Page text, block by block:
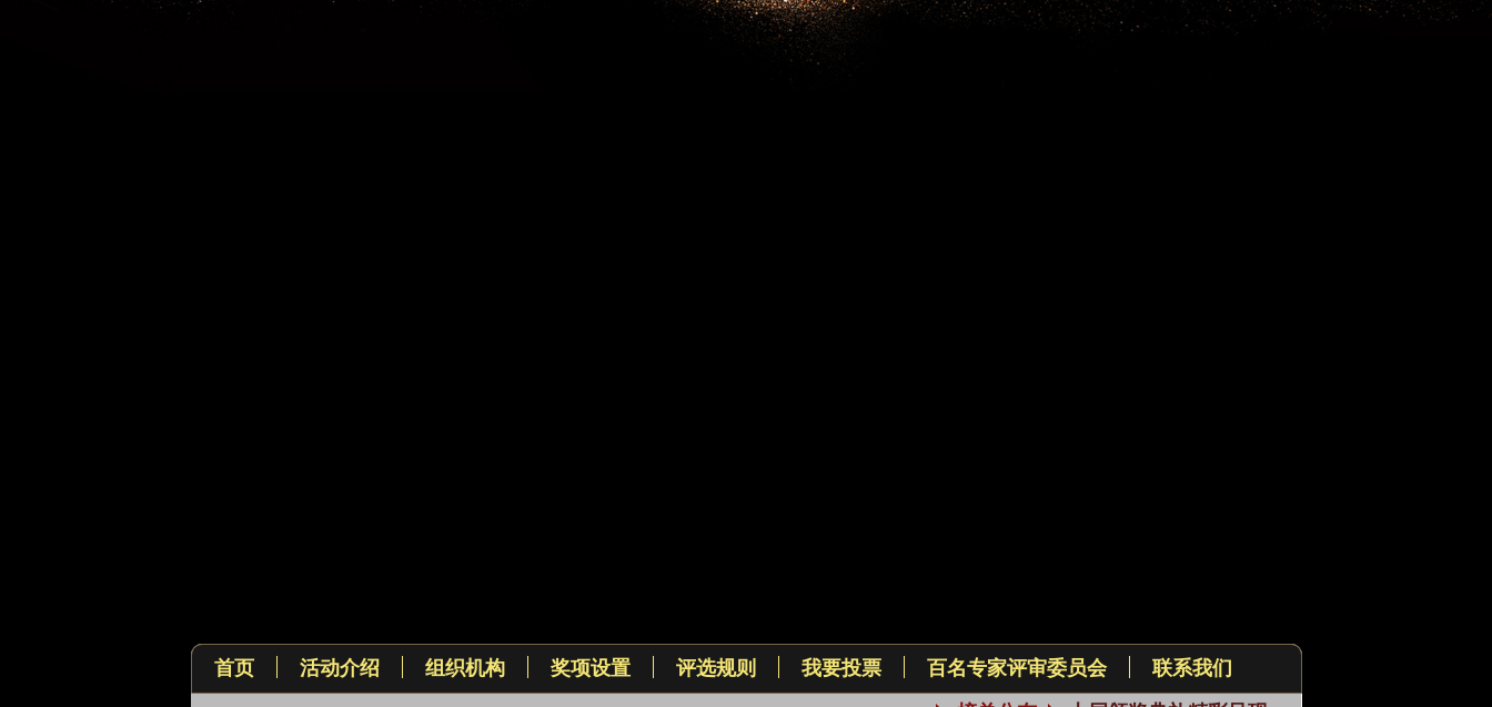
首页 活动介绍 组织机构 奖项设置 评选规则 我要投票 百名专家评审委员会
联系我们